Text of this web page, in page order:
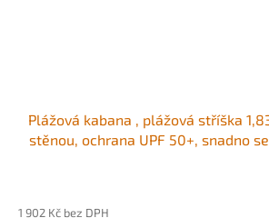
Plážová kabana , plážová stříška
stěnou, ochrana UPF 50+, snadno
přátele, zelené pruhy Prostorná
1 902 Kč bez DPH